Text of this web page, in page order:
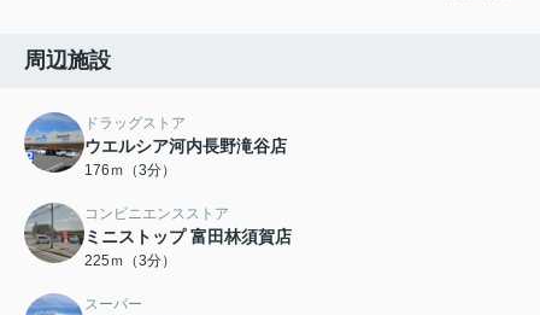
周辺施設
ドラッグストア
ウエルシア河内長野滝谷店
176ｍ（3分）
コンビニエンスストア
ミニストップ 富田林須賀店
225ｍ（3分）
スーパー